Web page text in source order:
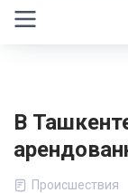
В
Происшествия